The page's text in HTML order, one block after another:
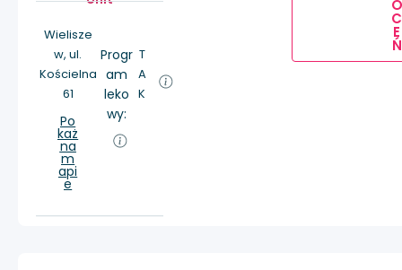
Wielisze
w, ul.
Kościelna
61
Po
każ
na
m
api
e
Progr
am
leko
wy:
T
A
K
O
C
E
Ń